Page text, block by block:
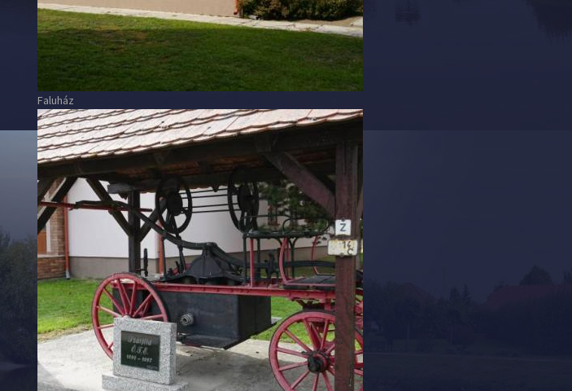
Faluház